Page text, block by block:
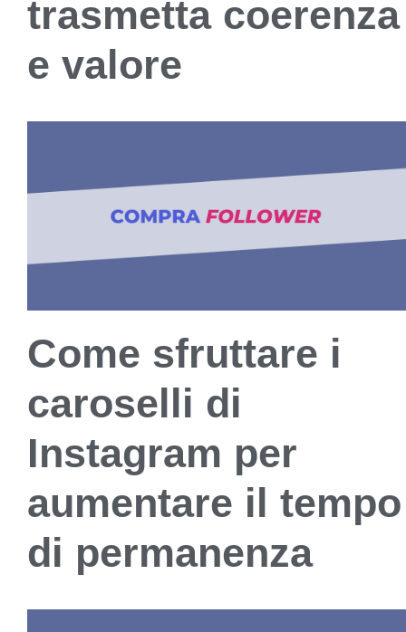
trasmetta coerenza
e valore
Come sfruttare i
caroselli di
Instagram per
aumentare il tempo
di permanenza